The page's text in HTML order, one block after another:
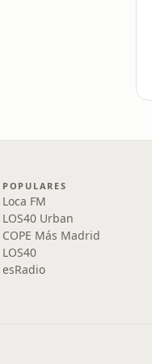
POPULARES
Loca FM
LOS40 Urban
COPE Más Madrid
LOS40
esRadio